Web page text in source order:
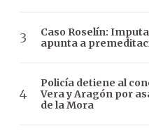
Caso Roselín:
apunta a
Policía detiene al
Vera y Aragón por
de la Mora